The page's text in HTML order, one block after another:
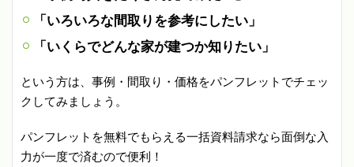
「いろいろな間取りを参考にしたい」
「いくらでどんな家が建つか知りたい」
という方は、事例・間取り・価格をパンフレットでチェッ
クしてみましょう。
パンフレットを無料でもらえる一括資料請求なら面倒な入
力が一度で済むので便利！